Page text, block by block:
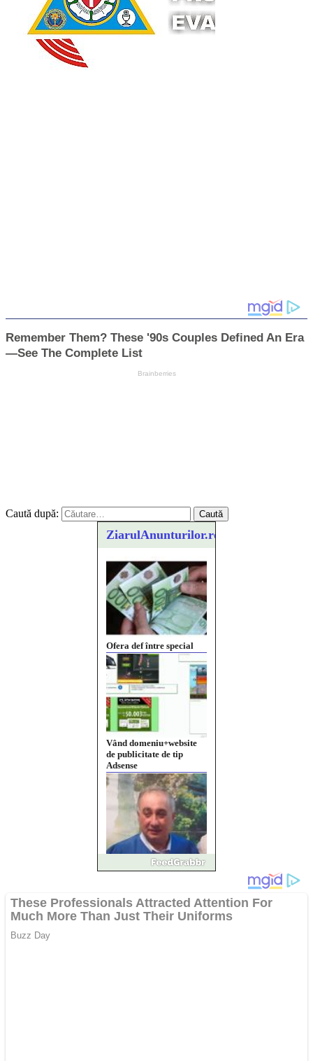
Caută după:
ZiarulAnunturilor.ro
Vând domeniu+website
de publicitate de tip
Adsense
Pastorul Liviu Radu a
trecut la Domnul
abuz în serviciu